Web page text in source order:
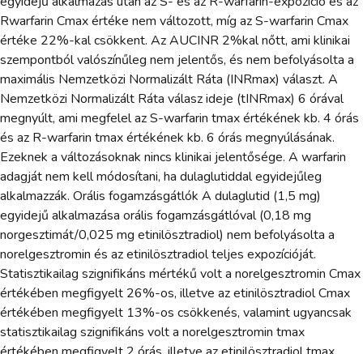
Rwarfarin Cmax értéke nem változott, míg az S-warfarin Cmax
értéke 22%-kal csökkent. Az AUCINR 2%kal nőtt, ami klinikai
szempontból valószínűleg nem jelentős, és nem befolyásolta a
maximális Nemzetközi Normalizált Ráta (INRmax) választ. A
Nemzetközi Normalizált Ráta válasz ideje (tINRmax) 6 órával
megnyúlt, ami megfelel az S-warfarin tmax értékének kb. 4 órás
és az R-warfarin tmax értékének kb. 6 órás megnyúlásának.
Ezeknek a változásoknak nincs klinikai jelentősége. A warfarin
adagját nem kell módosítani, ha dulaglutiddal egyidejűleg
alkalmazzák. Orális fogamzásgátlók A dulaglutid (1,5 mg)
egyidejű alkalmazása orális fogamzásgátlóval (0,18 mg
norgesztimát/0,025 mg etinilösztradiol) nem befolyásolta a
norelgesztromin és az etinilösztradiol teljes expozícióját.
Statisztikailag szignifikáns mértékű volt a norelgesztromin Cmax
értékében megfigyelt 26%-os, illetve az etinilösztradiol Cmax
értékében megfigyelt 13%-os csökkenés, valamint ugyancsak
statisztikailag szignifikáns volt a norelgesztromin tmax